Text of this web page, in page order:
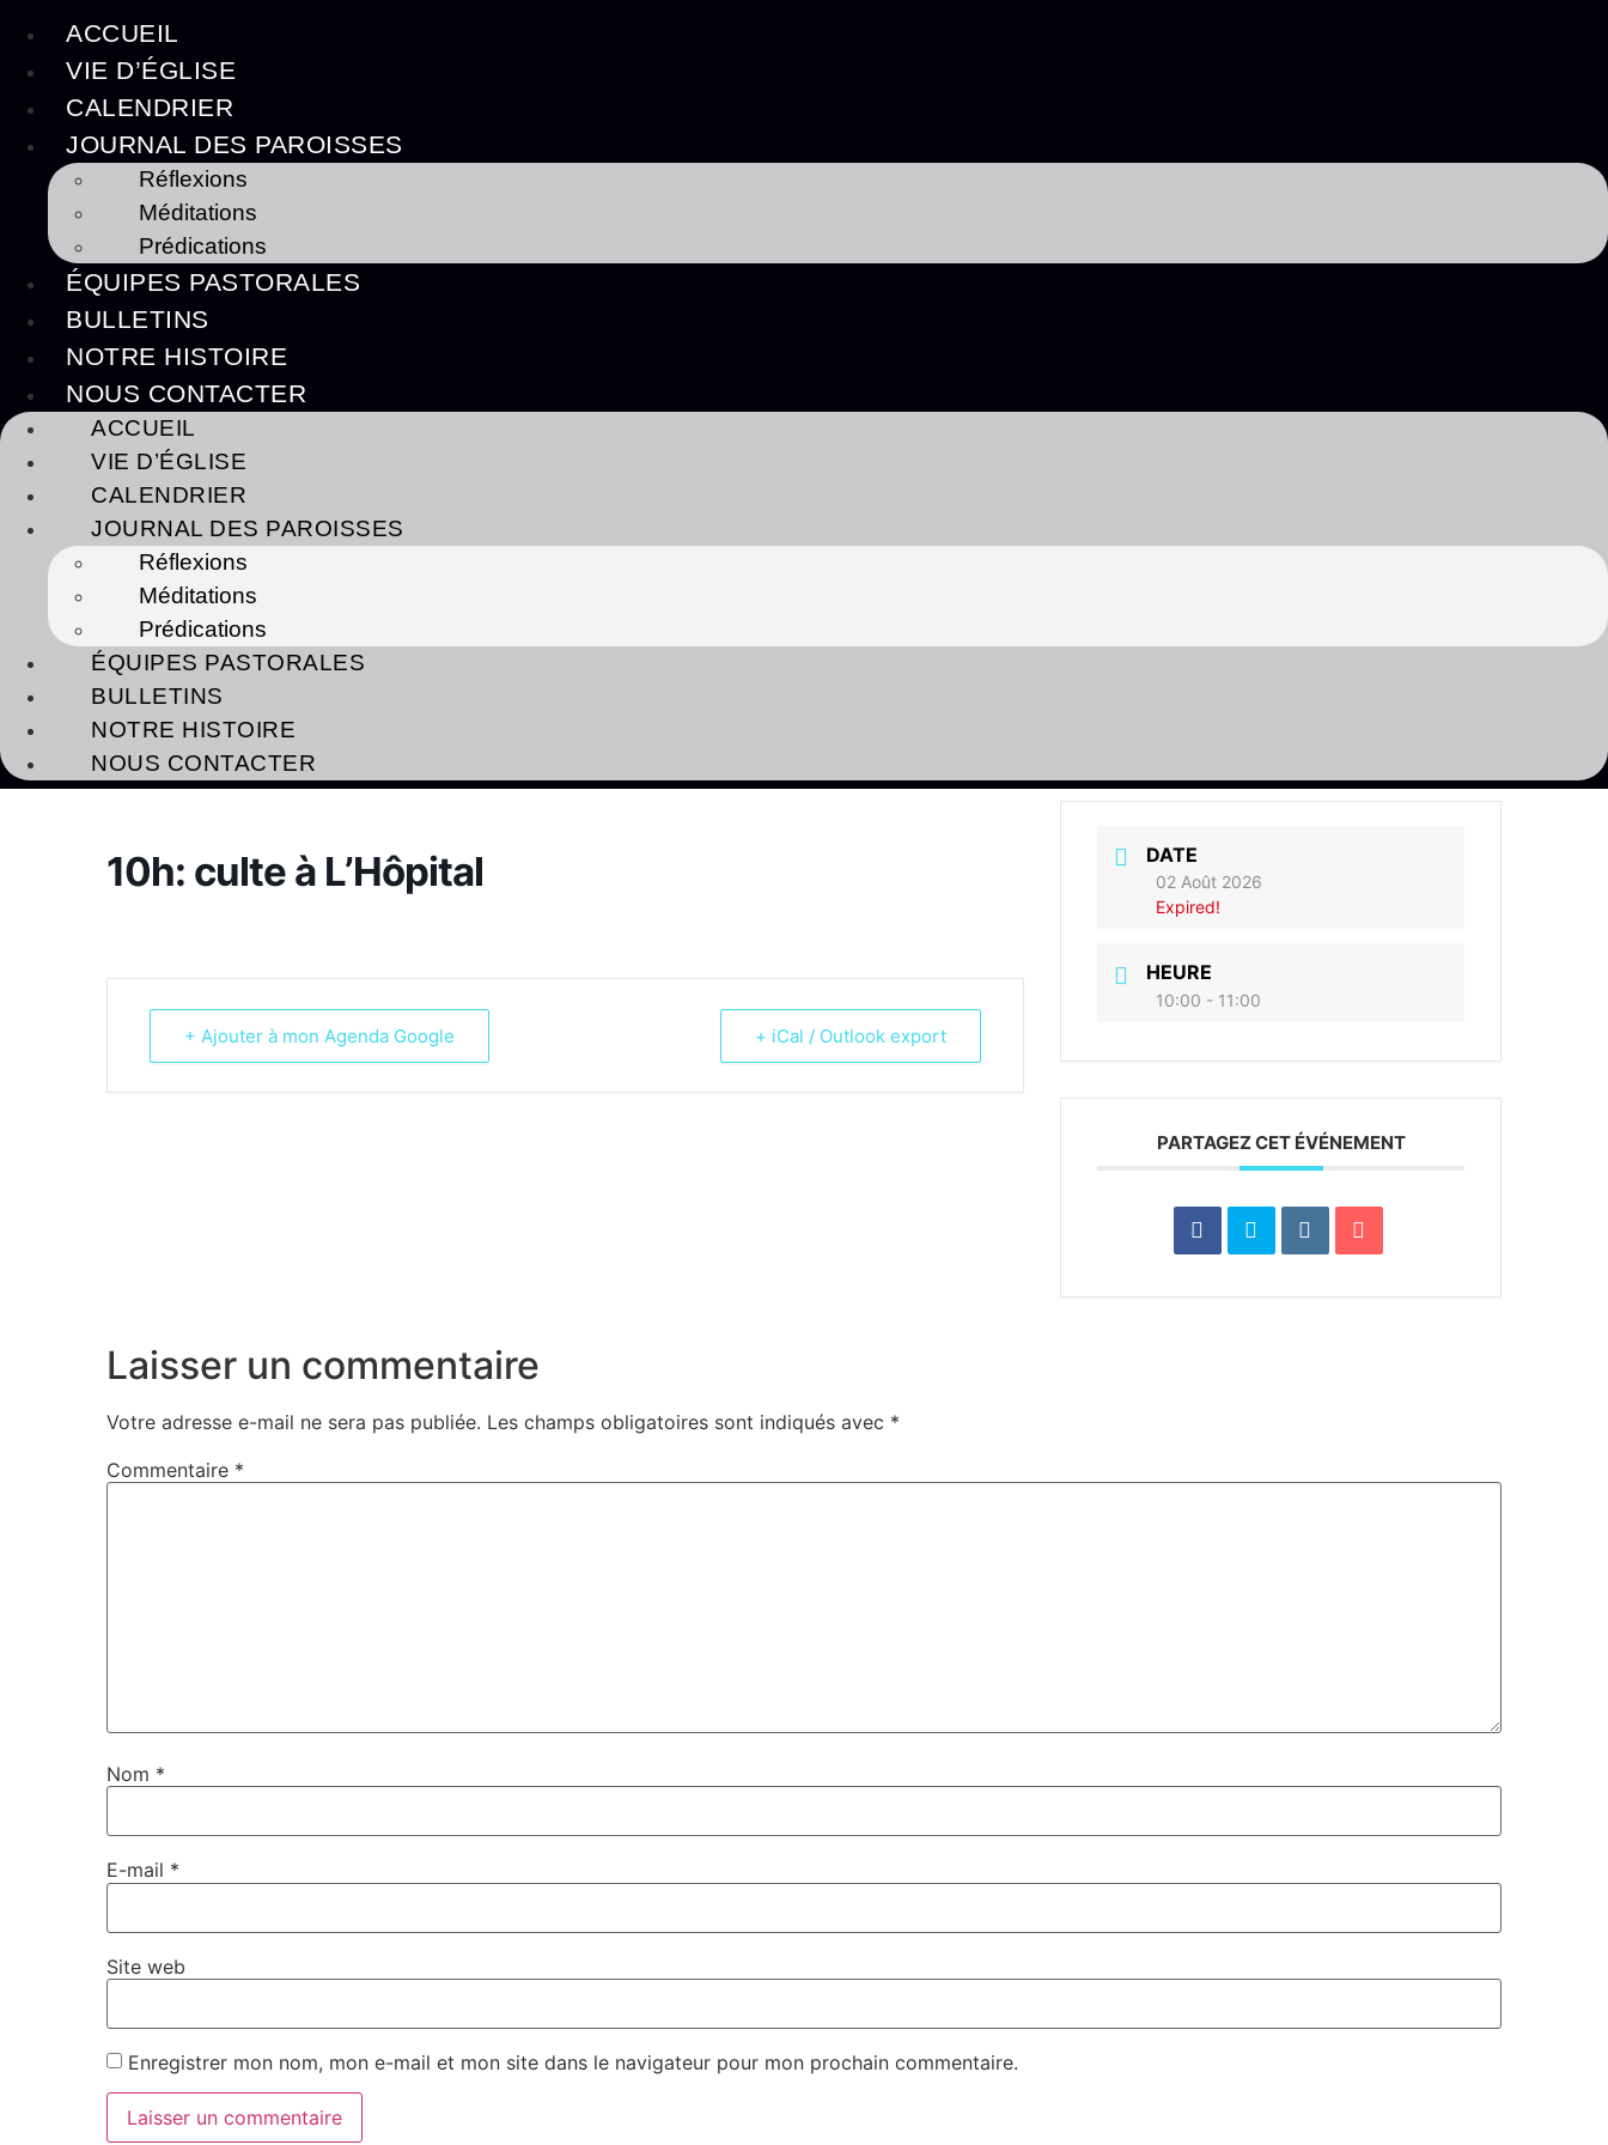
ACCUEIL
VIE D’ÉGLISE
CALENDRIER
JOURNAL DES PAROISSES
Réflexions
Méditations
Prédications
ÉQUIPES PASTORALES
BULLETINS
NOTRE HISTOIRE
NOUS CONTACTER
ACCUEIL
VIE D’ÉGLISE
CALENDRIER
JOURNAL DES PAROISSES
Réflexions
Méditations
Prédications
ÉQUIPES PASTORALES
BULLETINS
NOTRE HISTOIRE
NOUS CONTACTER
10h: culte à L’Hôpital
+ Ajouter à mon Agenda Google + iCal / Outlook export
DATE
02 Août 2026
Expired!
HEURE
10:00 - 11:00
PARTAGEZ CET ÉVÉNEMENT
Laisser un commentaire
Votre adresse e-mail ne sera pas publiée. Les champs obligatoires sont indiqués avec *
Commentaire *
Nom *
E-mail *
Site web
Enregistrer mon nom, mon e-mail et mon site dans le navigateur pour mon prochain commentaire.